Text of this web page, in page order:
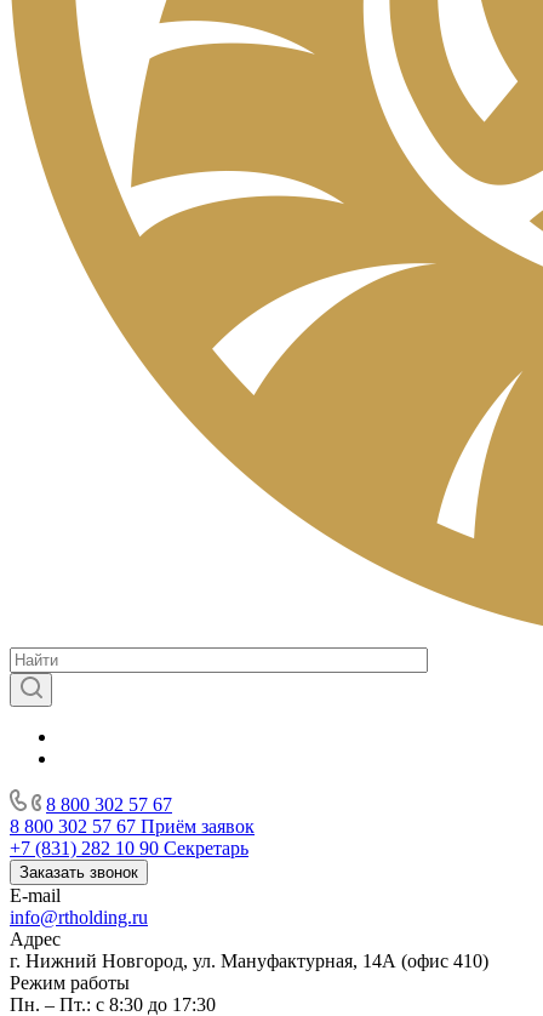
8 800 302 57 67
8 800 302 57 67 Приём заявок
+7 (831) 282 10 90 Секретарь
Заказать звонок
E-mail
info@rtholding.ru
Адрес
г. Нижний Новгород, ул. Мануфактурная, 14А (офис 410)
Режим работы
Пн. – Пт.: с 8:30 до 17:30